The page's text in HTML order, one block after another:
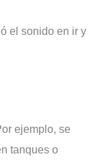
el sonido en ir y
ejemplo, se
tanques o